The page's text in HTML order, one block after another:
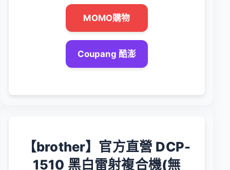
MOMO購物
Coupang 酷澎
【brother】官方直營 DCP-
1510 黑白雷射複合機(無